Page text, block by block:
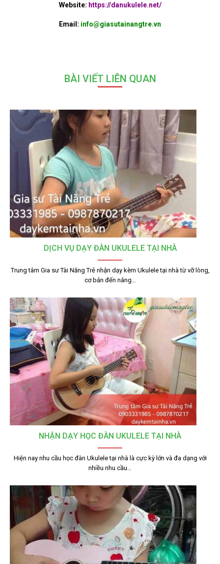
Website: https://danukulele.net/
Email: info@giasutainangtre.vn
BÀI VIẾT LIÊN QUAN
DỊCH VỤ DẠY ĐÀN UKULELE TẠI NHÀ
Trung tâm Gia sư Tài Năng Trẻ nhận dạy kèm Ukulele tại nhà từ vỡ lòng,
cơ bản đến nâng…
NHẬN DẠY HỌC ĐÀN UKULELE TẠI NHÀ
Hiện nay nhu cầu học đàn Ukulele tại nhà là cực kỳ lớn và đa dạng với
nhiều nhu cầu…